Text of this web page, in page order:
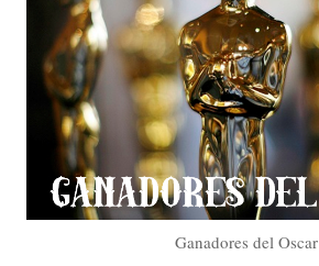
Ganadores del Oscar